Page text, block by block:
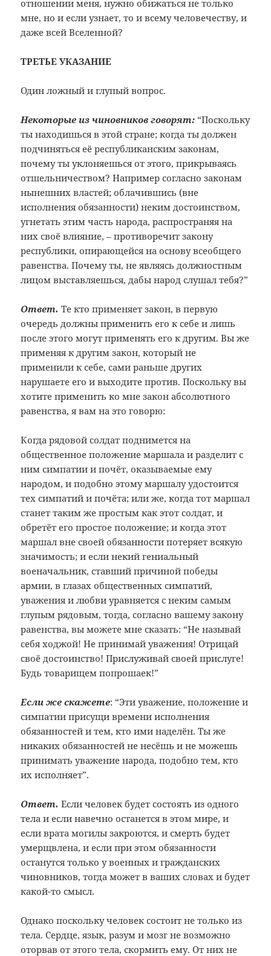
отношении меня, нужно обижаться не только
мне, но и если узнает, то и всему человечеству, и
даже всей Вселенной?
ТРЕТЬЕ УКАЗАНИЕ
Один ложный и глупый вопрос.
Некоторые из чиновников говорят: “Поскольку
ты находишься в этой стране; когда ты должен
подчиняться её республиканским законам,
почему ты уклоняешься от этого, прикрываясь
отшельничеством? Например согласно законам
нынешних властей; облачившись (вне
исполнения обязанности) неким достоинством,
угнетать этим часть народа, распространяя на
них своё влияние, – противоречит закону
республики, опирающейся на основу всеобщего
равенства. Почему ты, не являясь должностным
лицом выставляешься, дабы народ слушал тебя?”
Ответ. Те кто применяет закон, в первую
очередь должны применить его к себе и лишь
после этого могут применять его к другим. Вы же
применяя к другим закон, который не
применили к себе, сами раньше других
нарушаете его и выходите против. Поскольку вы
хотите применить ко мне закон абсолютного
равенства, я вам на это говорю:
Когда рядовой солдат поднимется на
общественное положение маршала и разделит с
ним симпатии и почёт, оказываемые ему
народом, и подобно этому маршалу удостоится
тех симпатий и почёта; или же, когда тот маршал
станет таким же простым как этот солдат, и
обретёт его простое положение; и когда этот
маршал вне своей обязанности потеряет всякую
значимость; и если некий гениальный
военачальник, ставший причиной победы
армии, в глазах общественных симпатий,
уважения и любви уравняется с неким самым
глупым рядовым, тогда, согласно вашему закону
равенства, вы можете мне сказать: “Не называй
себя ходжой! Не принимай уважения! Отрицай
своё достоинство! Прислуживай своей прислуге!
Будь товарищем попрошаек!”
Если же скажете: “Эти уважение, положение и
симпатии присущи времени исполнения
обязанностей и тем, кто ими наделён. Ты же
никаких обязанностей не несёшь и не можешь
принимать уважение народа, подобно тем, кто
их исполняет”.
Ответ.Если человек будет состоять из одного
тела и если навечно останется в этом мире, и
если врата могилы закроются, и смерть будет
умерщвлена, и если при этом обязанности
останутся только у военных и гражданских
чиновников, тогда может в ваших словах и будет
какой-то смысл.
Однако поскольку человек состоит не только из
тела. Сердце, язык, разум и мозг не возможно
оторвав от этого тела, скормить ему. От них не